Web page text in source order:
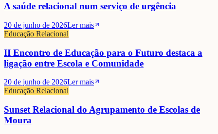
A saúde relacional num serviço de urgência
20 de junho de 2026Ler mais
Educação Relacional
II Encontro de Educação para o Futuro destaca a
ligação entre Escola e Comunidade
20 de junho de 2026Ler mais
Educação Relacional
Sunset Relacional do Agrupamento de Escolas de
Moura